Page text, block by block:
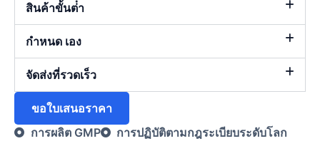
สินค้าขั้นต่ํา
กำหนด เอง
จัดส่งที่รวดเร็ว
ขอใบเสนอราคา
การผลิต GMP
การปฏิบัติตามกฎระเบียบระดับโลก